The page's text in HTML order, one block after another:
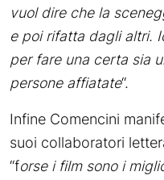
vuol dire che la
e poi rifatta dagli altri.
per fare una certa sia
persone affiatate“.
Infine Comencini
suoi collaboratori
“forse i film sono i